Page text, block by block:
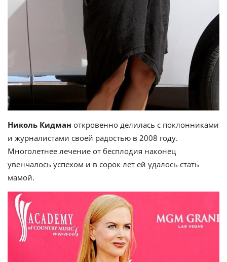
Николь Кидман откровенно делилась с поклонниками
и журналистами своей радостью в 2008 году.
Многолетнее лечение от бесплодия наконец
увенчалось успехом и в сорок лет ей удалось стать
мамой.